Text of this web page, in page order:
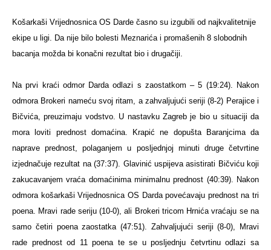
Košarkaši Vrijednosnica OS Darde časno su izgubili od najkvalitetnije
ekipe u ligi. Da nije bilo bolesti Meznarića i promašenih 8 slobodnih
bacanja možda bi konačni rezultat bio i drugačiji.
Na prvi kraći odmor Darda odlazi s zaostatkom – 5 (19:24). Nakon
odmora Brokeri nameću svoj ritam, a zahvaljujući seriji (8-2) Perajice i
Bičvića, preuzimaju vodstvo. U nastavku Zagreb je bio u situaciji da
mora loviti prednost domaćina. Krapić ne dopušta Baranjcima da
naprave prednost, polaganjem u posljednjoj minuti druge četvrtine
izjednačuje rezultat na (37:37). Glavinić uspijeva asistirati Bičviću koji
zakucavanjem vraća domaćinima minimalnu prednost (40:39). Nakon
odmora košarkaši Vrijednosnica OS Darda povećavaju prednost na tri
poena. Mravi rade seriju (10-0), ali Brokeri tricom Hrnića vraćaju se na
samo četiri poena zaostatka (47:51). Zahvaljujući seriji (8-0), Mravi
rade prednost od 11 poena te se u posljednju četvrtinu odlazi sa